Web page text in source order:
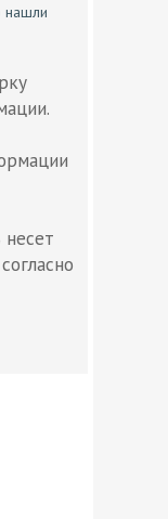
нашли
несет
согласно